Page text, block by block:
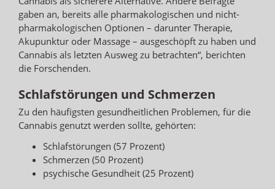
gaben an, bereits alle pharmakologischen und nicht-
pharmakologischen Optionen – darunter Therapie,
Akupunktur oder Massage – ausgeschöpft zu haben und
Cannabis als letzten Ausweg zu betrachten“, berichten
die Forschenden.
Schlafstörungen und Schmerzen
Zu den häufigsten gesundheitlichen Problemen, für die
Cannabis genutzt werden sollte, gehörten:
Schlafstörungen (57 Prozent)
Schmerzen (50 Prozent)
psychische Gesundheit (25 Prozent)